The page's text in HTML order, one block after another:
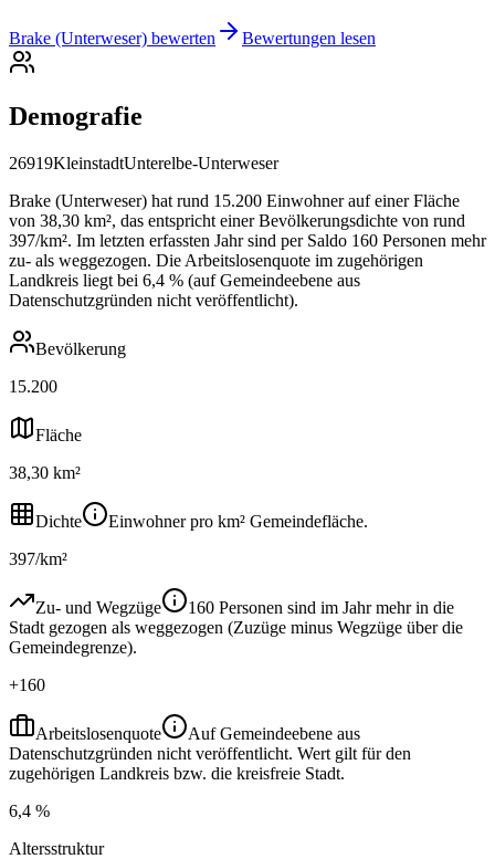
Brake (Unterweser) bewerten Bewertungen lesen
Demografie
26919KleinstadtUnterelbe-Unterweser
Brake (Unterweser) hat rund 15.200 Einwohner auf einer Fläche
von 38,30 km², das entspricht einer Bevölkerungsdichte von rund
397/km². Im letzten erfassten Jahr sind per Saldo 160 Personen mehr
zu- als weggezogen. Die Arbeitslosenquote im zugehörigen
Landkreis liegt bei 6,4 % (auf Gemeindeebene aus
Datenschutzgründen nicht veröffentlicht).
Bevölkerung
15.200
Fläche
38,30 km²
Dichte
Einwohner pro km² Gemeindefläche.
397/km²
Zu- und Wegzüge
160 Personen sind im Jahr mehr in die
Stadt gezogen als weggezogen (Zuzüge minus Wegzüge über die
Gemeindegrenze).
+160
Arbeitslosenquote
Auf Gemeindeebene aus
Datenschutzgründen nicht veröffentlicht. Wert gilt für den
zugehörigen Landkreis bzw. die kreisfreie Stadt.
6,4 %
Altersstruktur